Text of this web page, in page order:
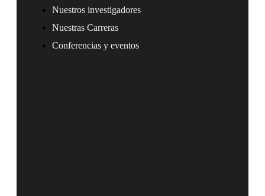
Nuestros investigadores
Nuestras Carreras
Conferencias y eventos